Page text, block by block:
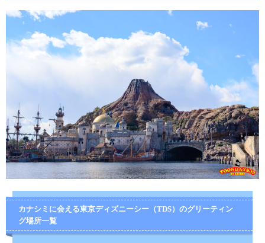
カナシミに会える東京ディズニーシー（TDS）のグリーティン
グ場所一覧